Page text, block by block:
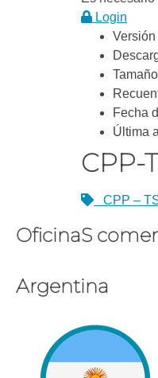
Login
Versión
Fecha
Última
CPP-
CPP –
OficinaS
Argentina